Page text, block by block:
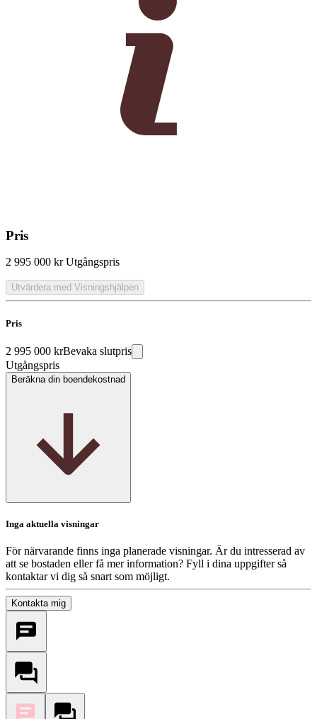
Pris
2 995 000 kr Utgångspris
Utvärdera med Visningshjälpen
Pris
2 995 000 krBevaka slutpris
Utgångspris
Beräkna din boendekostnad
Inga aktuella visningar
För närvarande finns inga planerade visningar. Är du intresserad av
att se bostaden eller få mer information? Fyll i dina uppgifter så
kontaktar vi dig så snart som möjligt.
Kontakta mig